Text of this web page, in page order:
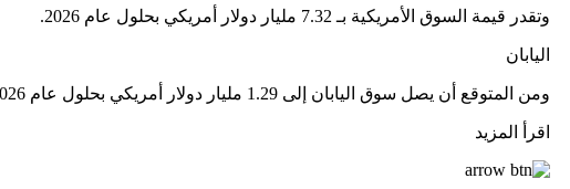
وتقدر قيمة السوق الأمريكية بـ 7.32 مليار دولار أمريكي بحلول عام 2026.
اليابان
ومن المتوقع أن يصل سوق اليابان إلى 1.29 مليار دولار أمريكي بحلول عام 2026.
اقرأ المزيد